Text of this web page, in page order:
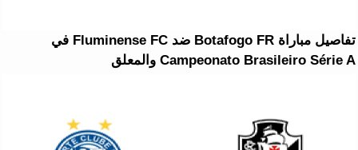
تفاصيل مباراة Botafogo FR ضد Fluminense FC في
Campeonato Brasileiro Série A والمعلق